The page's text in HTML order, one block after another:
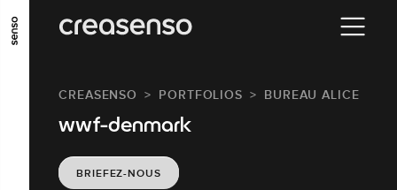
ALLER AU CONTENU PRINCIPAL
ALLER EN BAS DE PAGE
CREASENSO PORTFOLIOS BUREAU ALICE
wwf-denmark
BRIEFEZ-NOUS